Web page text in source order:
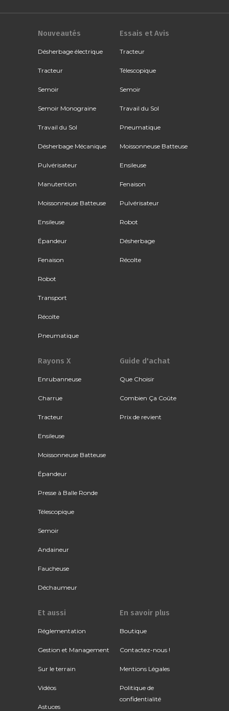
Nouveautés
Désherbage électrique
Tracteur
Semoir
Semoir Monograine
Travail du Sol
Désherbage Mécanique
Pulvérisateur
Manutention
Moissonneuse Batteuse
Ensileuse
Épandeur
Fenaison
Robot
Transport
Récolte
Pneumatique
Essais et Avis
Tracteur
Télescopique
Semoir
Travail du Sol
Pneumatique
Moissonneuse Batteuse
Ensileuse
Fenaison
Pulvérisateur
Robot
Désherbage
Récolte
Rayons X
Enrubanneuse
Charrue
Tracteur
Ensileuse
Moissonneuse Batteuse
Épandeur
Presse à Balle Ronde
Télescopique
Semoir
Andaineur
Faucheuse
Déchaumeur
Guide d'achat
Que Choisir
Combien Ça Coûte
Prix de revient
Et aussi
Réglementation
Gestion et Management
Sur le terrain
Vidéos
Astuces
En savoir plus
Boutique
Contactez-nous !
Mentions Légales
Politique de
confidentialité